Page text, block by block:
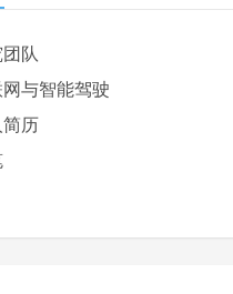
队
与智能驾驶
历